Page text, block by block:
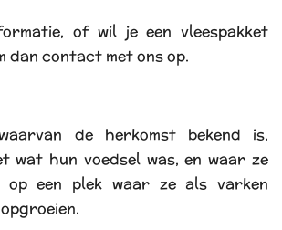
of wil je een vleespakket
dan contact met ons op.
de herkomst bekend is,
wat hun voedsel was, en waar ze
op een plek waar ze als varken